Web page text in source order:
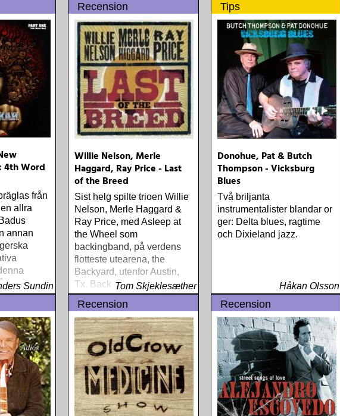
listan,
valt att
jag
mycket
kräver
antall musikere,
produsenter og låtskrivere
4th Word
från
allra
annan
har.
Pt
Sundin
Recension
Willie Nelson, Merle
Haggard, Ray Price - Last
of the Breed
Sist helg spilte trioen Willie
Nelson, Merle Haggard &
Ray Price, med Asleep at
the Wheel som
backingband, på verdens
flotteste utearena, the
Backyard, utenfor Austin,
Tx. Backyard ligger et
kvarters kjøretur fra Willies
hjem, han åpner sesongen
der hver vår
Tom Skjeklesæther
Tips
Donohue, Pat & Butch
Thompson - Vicksburg
Blues
Två briljanta
instrumentalister blandar or
ger: Delta blues, ragtime
och Dixieland jazz.
Håkan Olsson
Recension Recension